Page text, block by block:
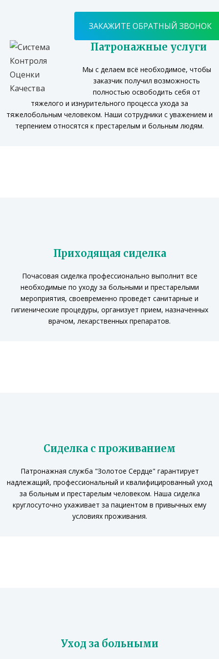
ЗАКАЖИТЕ ОБРАТНЫЙ ЗВОНОК
Патронажные услуги
Мы с делаем всё необходимое, чтобы
заказчик получил возможность
полностью освободить себя от
тяжелого и изнурительного процесса ухода за
тяжелобольным человеком. Наши сотрудники с уважением и
терпением относятся к престарелым и больным людям.
Приходящая сиделка
Почасовая сиделка профессионально выполнит все
необходимые по уходу за больными и престарелыми
мероприятия, своевременно проведет санитарные и
гигиенические процедуры, организует прием, назначенных
врачом, лекарственных препаратов.
Сиделка с проживанием
Патронажная служба "Золотое Сердце" гарантирует
надлежащий, профессиональный и квалифицированный уход
за больным и престарелым человеком. Наша сиделка
круглосуточно ухаживает за пациентом в привычных ему
условиях проживания.
Уход за больными